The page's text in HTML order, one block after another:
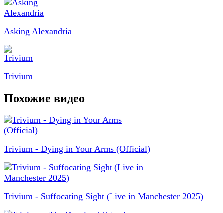
Asking Alexandria
Trivium
Похожие видео
Trivium - Dying in Your Arms (Official)
Trivium - Suffocating Sight (Live in Manchester 2025)